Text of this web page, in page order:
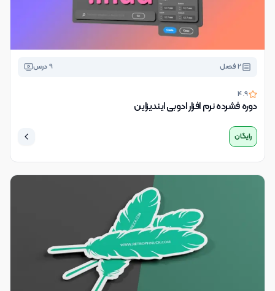
2فصل 9درس
4.9
دوره فشرده نرم افزار ادوبی ایندیزاین
رایگان